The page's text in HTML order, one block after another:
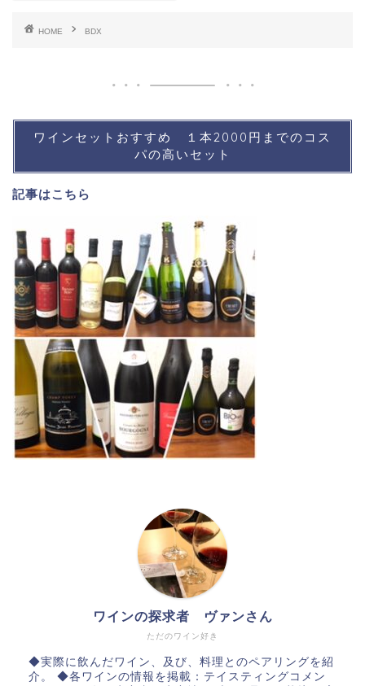
HOME BDX
ワインセットおすすめ １本2000円までのコス
パの高いセット
記事はこちら
ただのワイン好き
ワインの探求者 ヴァンさん
◆実際に飲んだワイン、及び、料理とのペアリングを紹
介。 ◆各ワインの情報を掲載：テイスティングコメン